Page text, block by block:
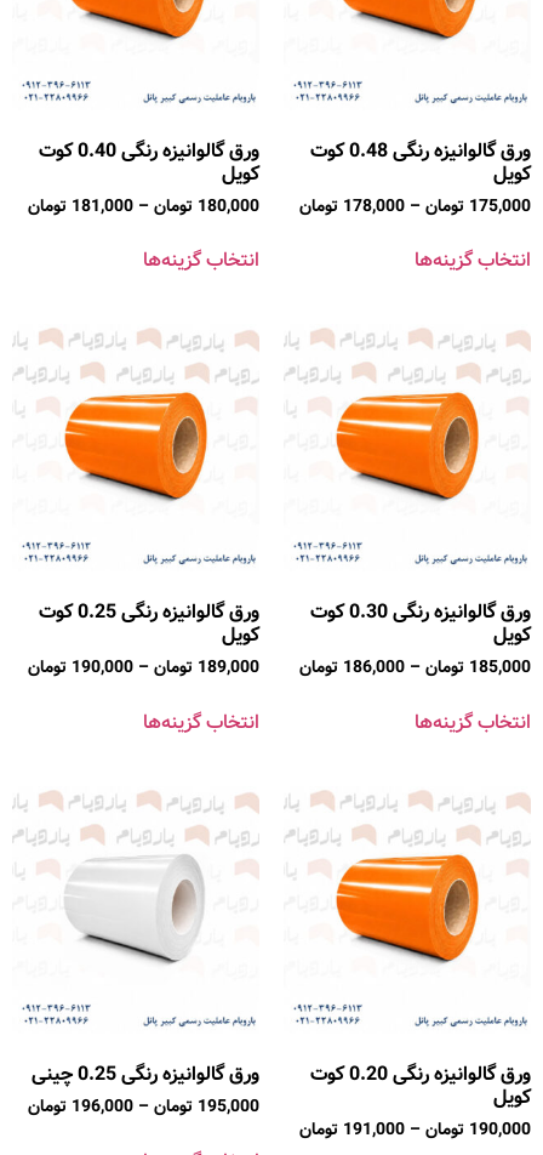
ورق گالوانیزه رنگی 0.48 کوت
کویل
175,000 تومان–
178,000 تومان
انتخاب گزینه‌ها
ورق گالوانیزه رنگی 0.40 کوت
کویل
180,000 تومان–
181,000 تومان
انتخاب گزینه‌ها
ورق گالوانیزه رنگی 0.30 کوت
کویل
185,000 تومان–
186,000 تومان
انتخاب گزینه‌ها
ورق گالوانیزه رنگی 0.25 کوت
کویل
189,000 تومان–
190,000 تومان
انتخاب گزینه‌ها
ورق گالوانیزه رنگی 0.20 کوت
کویل
190,000 تومان–
191,000 تومان
ورق گالوانیزه رنگی 0.25 چینی
195,000 تومان–
196,000 تومان